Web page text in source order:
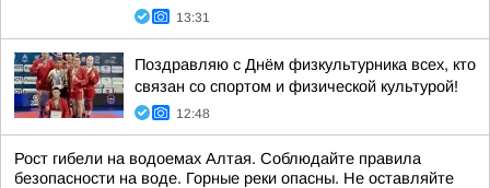
13:31
Поздравляю с Днём физкультурника всех, кто
связан со спортом и физической культурой!
12:48
Рост гибели на водоемах Алтая. Соблюдайте правила
безопасности на воде. Горные реки опасны. Не оставляйте